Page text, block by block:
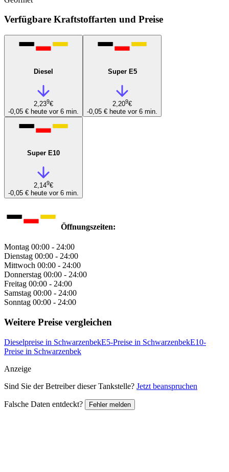
Verfügbare Kraftstoffarten und Preise
Diesel
2,239€
-0,05 € heute vor 6 min.
Super E5
2,209€
-0,05 € heute vor 6 min.
Super E10
2,149€
-0,05 € heute vor 6 min.
Öffnungszeiten:
Montag 00:00 - 24:00
Dienstag 00:00 - 24:00
Mittwoch 00:00 - 24:00
Donnerstag 00:00 - 24:00
Freitag 00:00 - 24:00
Samstag 00:00 - 24:00
Sonntag 00:00 - 24:00
Weitere Preise vergleichen
Dieselpreise in SchwarzenbekE5-Preise in SchwarzenbekE10-
Preise in Schwarzenbek
Anzeige
Sind Sie der Betreiber dieser Tankstelle? Jetzt beanspruchen
Falsche Daten entdeckt? Fehler melden